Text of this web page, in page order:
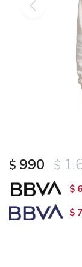
$ 990 $
$
$